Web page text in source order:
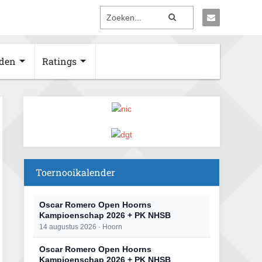
Ratings
Toernooikalender
Oscar Romero Open Hoorns
Kampioenschap 2026 + PK NHSB
14 augustus 2026 · Hoorn
Oscar Romero Open Hoorns
Kampioenschap 2026 + PK NHSB